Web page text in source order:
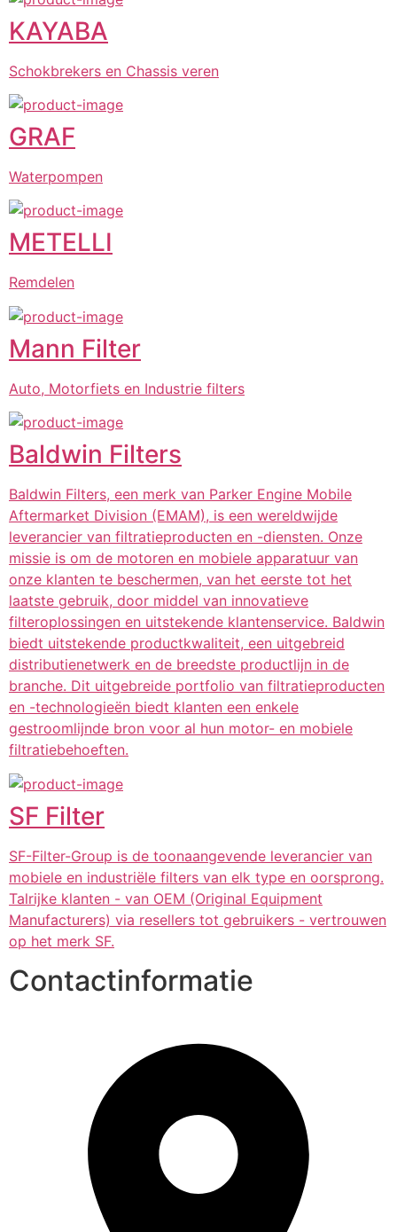
KAYABA
Schokbrekers en Chassis veren
GRAF
Waterpompen
METELLI
Remdelen
Mann Filter
Auto, Motorfiets en Industrie filters
Baldwin Filters
Baldwin Filters, een merk van Parker Engine Mobile
Aftermarket Division (EMAM), is een wereldwijde
leverancier van filtratieproducten en -diensten. Onze
missie is om de motoren en mobiele apparatuur van
onze klanten te beschermen, van het eerste tot het
laatste gebruik, door middel van innovatieve
filteroplossingen en uitstekende klantenservice. Baldwin
biedt uitstekende productkwaliteit, een uitgebreid
distributienetwerk en de breedste productlijn in de
branche. Dit uitgebreide portfolio van filtratieproducten
en -technologieën biedt klanten een enkele
gestroomlijnde bron voor al hun motor- en mobiele
filtratiebehoeften.
SF Filter
SF-Filter-Group is de toonaangevende leverancier van
mobiele en industriële filters van elk type en oorsprong.
Talrijke klanten - van OEM (Original Equipment
Manufacturers) via resellers tot gebruikers - vertrouwen
op het merk SF.
Contactinformatie